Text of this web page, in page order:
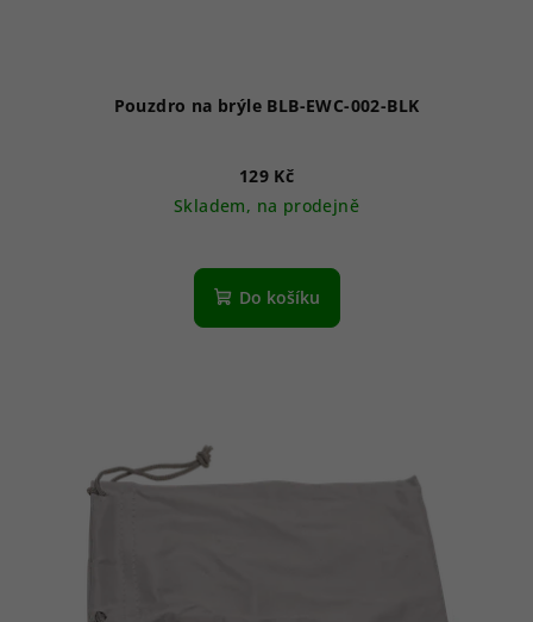
Pouzdro na brýle BLB-EWC-002-BLK
129 Kč
Skladem, na prodejně
Do košíku